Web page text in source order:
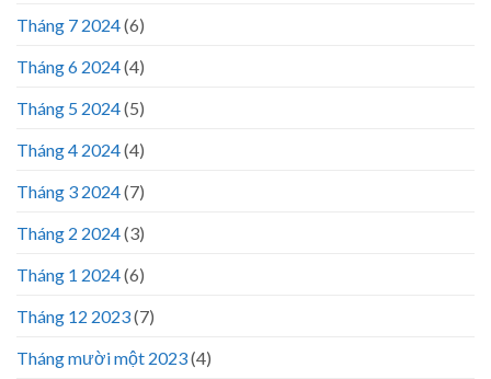
Tháng 7 2024(6)
Tháng 6 2024(4)
Tháng 5 2024(5)
Tháng 4 2024(4)
Tháng 3 2024(7)
Tháng 2 2024(3)
Tháng 1 2024(6)
Tháng 12 2023(7)
Tháng mười một 2023(4)